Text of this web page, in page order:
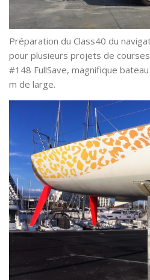
Préparation du Class40 du
pour plusieurs projets de
#148 FullSave, magnifique
m de large.